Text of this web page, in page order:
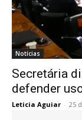
Notícias
Secretária
defender
Leticia Aguiar - 25